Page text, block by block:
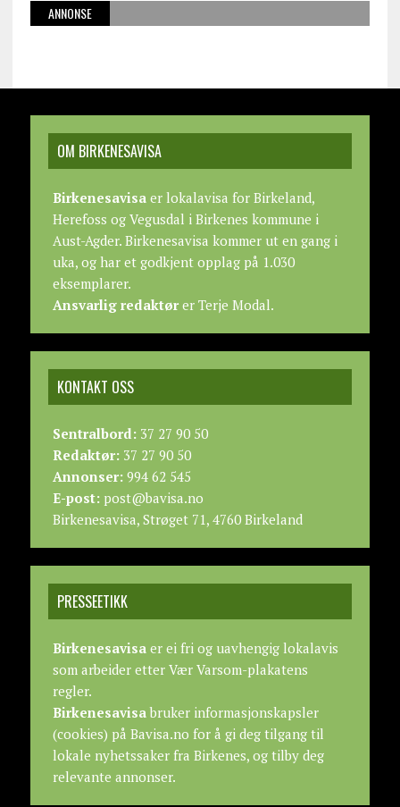
ANNONSE
OM BIRKENESAVISA
Birkenesavisaer lokalavisa for Birkeland,
Herefoss og Vegusdal i Birkenes kommune i
Aust-Agder. Birkenesavisa kommer ut en gang i
uka, og har et godkjent opplag på 1.030
eksemplarer.
Ansvarlig redaktører Terje Modal.
KONTAKT OSS
Sentralbord:37 27 90 50
Redaktør:37 27 90 50
Annonser:994 62 545
E-post:post@bavisa.no
Birkenesavisa, Strøget 71, 4760 Birkeland
PRESSEETIKK
Birkenesavisaer ei fri og uavhengig lokalavis
som arbeider etter Vær Varsom-plakatens
regler.
Birkenesavisabruker informasjonskapsler
(cookies) på Bavisa.no for å gi deg tilgang til
lokale nyhetssaker fra Birkenes, og tilby deg
relevante annonser.